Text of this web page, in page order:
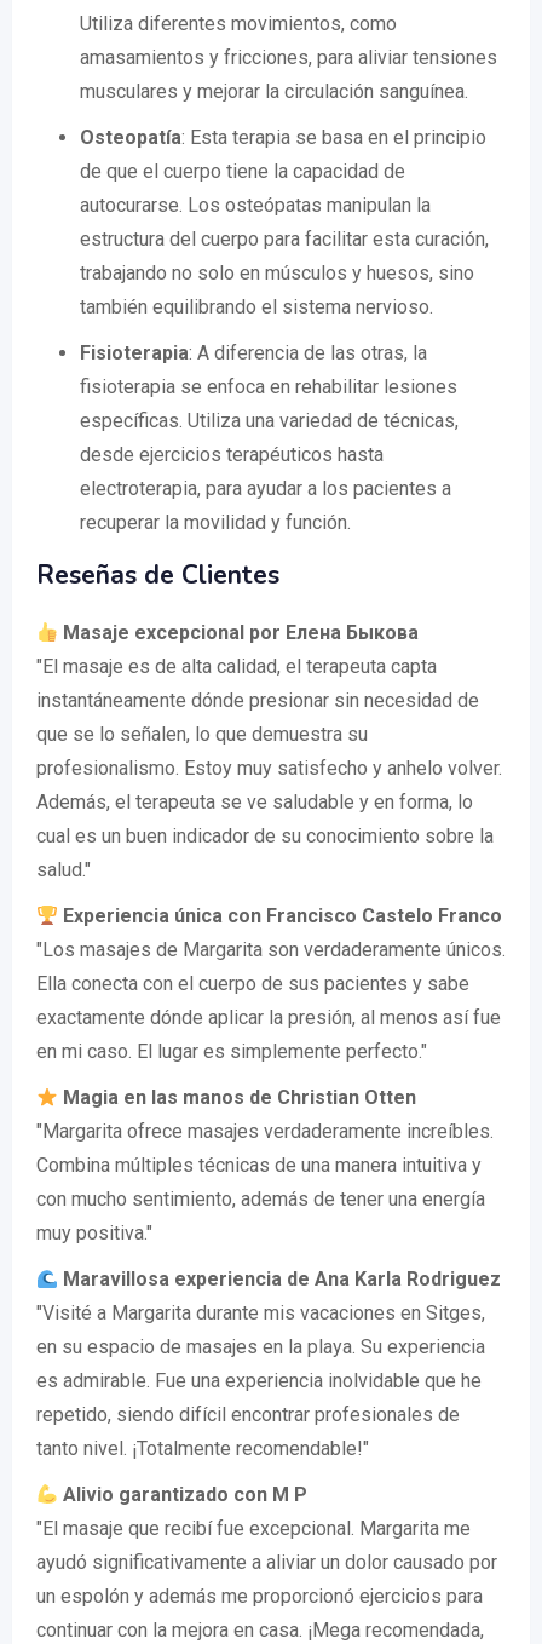
Utiliza diferentes movimientos, como
amasamientos y fricciones, para aliviar tensiones
musculares y mejorar la circulación sanguínea.
Osteopatía: Esta terapia se basa en el principio
de que el cuerpo tiene la capacidad de
autocurarse. Los osteópatas manipulan la
estructura del cuerpo para facilitar esta curación,
trabajando no solo en músculos y huesos, sino
también equilibrando el sistema nervioso.
Fisioterapia: A diferencia de las otras, la
fisioterapia se enfoca en rehabilitar lesiones
específicas. Utiliza una variedad de técnicas,
desde ejercicios terapéuticos hasta
electroterapia, para ayudar a los pacientes a
recuperar la movilidad y función.
Reseñas de Clientes
Masaje excepcional por Елена Быкова
"El masaje es de alta calidad, el terapeuta capta
instantáneamente dónde presionar sin necesidad de
que se lo señalen, lo que demuestra su
profesionalismo. Estoy muy satisfecho y anhelo volver.
Además, el terapeuta se ve saludable y en forma, lo
cual es un buen indicador de su conocimiento sobre la
salud."
Experiencia única con Francisco Castelo Franco
"Los masajes de Margarita son verdaderamente únicos.
Ella conecta con el cuerpo de sus pacientes y sabe
exactamente dónde aplicar la presión, al menos así fue
en mi caso. El lugar es simplemente perfecto."
Magia en las manos de Christian Otten
"Margarita ofrece masajes verdaderamente increíbles.
Combina múltiples técnicas de una manera intuitiva y
con mucho sentimiento, además de tener una energía
muy positiva."
Maravillosa experiencia de Ana Karla Rodriguez
"Visité a Margarita durante mis vacaciones en Sitges,
en su espacio de masajes en la playa. Su experiencia
es admirable. Fue una experiencia inolvidable que he
repetido, siendo difícil encontrar profesionales de
tanto nivel. ¡Totalmente recomendable!"
Alivio garantizado con M P
"El masaje que recibí fue excepcional. Margarita me
ayudó significativamente a aliviar un dolor causado por
un espolón y además me proporcionó ejercicios para
continuar con la mejora en casa. ¡Mega recomendada,